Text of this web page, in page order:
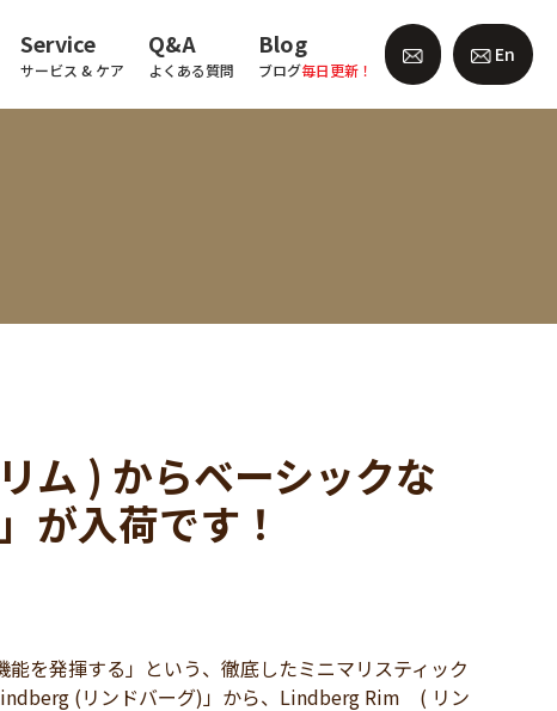
Service
サービス & ケア
Q&A
よくある質問
Blog
ブログ毎日更新！
En
) からベーシックな
が入荷です！
を発揮する」という、徹底したミニマリスティック
(リンドバーグ)」から、Lindberg Rim ( リン